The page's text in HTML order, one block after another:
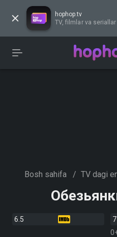
hophop.tv
TV, filmlar va seriallar
Bosh sahifa / TV dagi
6.5